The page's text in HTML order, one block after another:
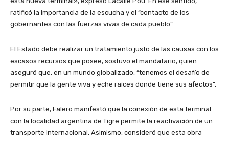
ratificó la importancia de la escucha y el “contacto de los
gobernantes con las fuerzas vivas de cada pueblo”.
El Estado debe realizar un tratamiento justo de las causas con los
escasos recursos que posee, sostuvo el mandatario, quien
aseguró que, en un mundo globalizado, “tenemos el desafío de
permitir que la gente viva y eche raíces donde tiene sus afectos”.
Por su parte, Falero manifestó que la conexión de esta terminal
con la localidad argentina de Tigre permite la reactivación de un
transporte internacional. Asimismo, consideró que esta obra